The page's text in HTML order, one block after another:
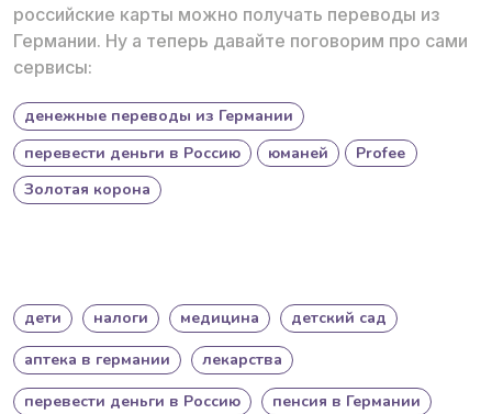
российские карты можно получать переводы из
Германии. Ну а теперь давайте поговорим про сами
сервисы:
денежные переводы из Германии
перевести деньги в Россию
юманей
Profee
Золотая корона
дети налоги медицина
детский сад
аптека в германии
лекарства
перевести деньги в Россию
пенсия в Германии